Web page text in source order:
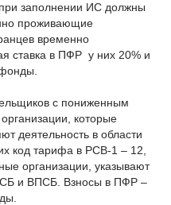
заполнении ИС должны
проживающие
временно
ставка в ПФР у них 20% и
с пониженным
которые
деятельность в области
код тарифа в РСВ-1 – 12,
организации, указывают
и ВПСБ. Взносы в ПФР –